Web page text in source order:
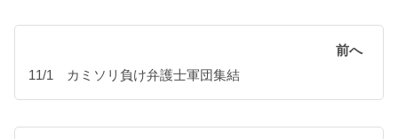
前へ
11/1 カミソリ負け弁護士軍団集結